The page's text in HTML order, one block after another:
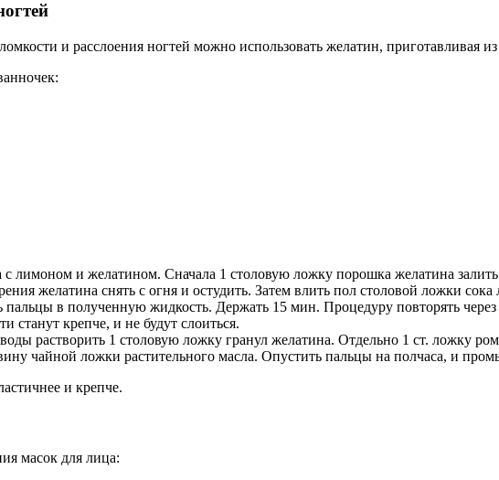
и расслоения ногтей можно использовать желатин, приготавливая
лимоном и желатином. Сначала 1 столовую ложку порошка желатина
желатина снять с огня и остудить. Затем влить пол столовой ложки
пальцы в полученную жидкость. Держать 15 мин. Процедуру повторять через
станут крепче, и не будут слоиться.
растворить 1 столовую ложку гранул желатина. Отдельно 1 ст. ложку
чайной ложки растительного масла. Опустить пальцы на полчаса, и
и крепче.
масок для лица: